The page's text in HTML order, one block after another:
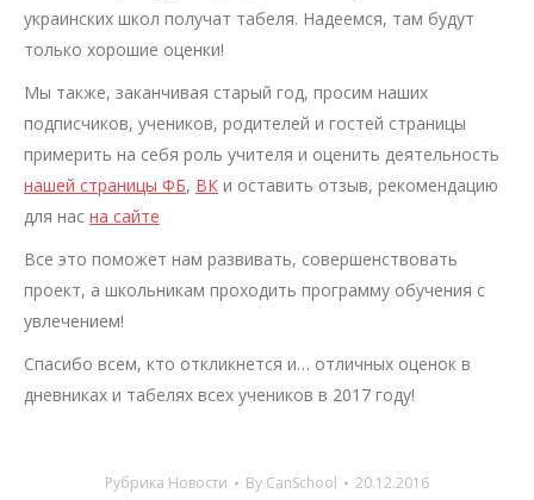
украинских школ получат табеля. Надеемся, там будут
только хорошие оценки!
Мы также, заканчивая старый год, просим наших
подписчиков, учеников, родителей и гостей страницы
примерить на себя роль учителя и оценить деятельность
нашей страницы ФБ, ВК и оставить отзыв, рекомендацию
для нас на сайте
Все это поможет нам развивать, совершенствовать
проект, а школьникам проходить программу обучения с
увлечением!
Спасибо всем, кто откликнется и… отличных оценок в
дневниках и табелях всех учеников в 2017 году!
Рубрика Новости By CanSchool 20.12.2016